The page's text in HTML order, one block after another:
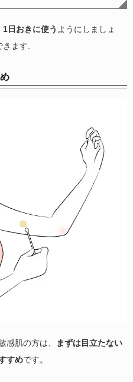
日おきに使う ようにしましょ
ます.
感肌の方は、
まずは目立たない
すめです。